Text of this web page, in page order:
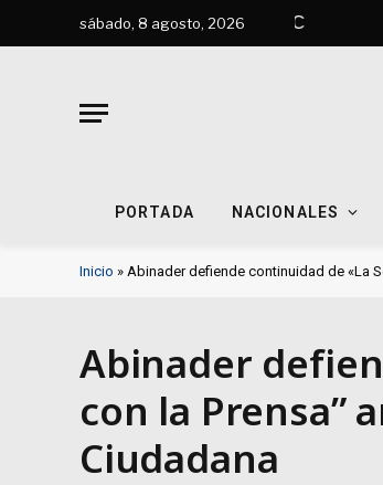
sábado, 8 agosto, 2026
8 Ago 31°C
PORTADA NACIONALES
Inicio » Abinader defiende continuidad de «La
Abinader
con la Prensa”
Ciudadana